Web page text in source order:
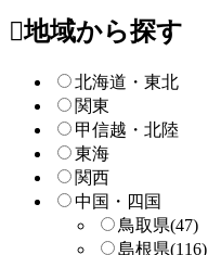
索
ー
検地域から探す
北海道・東北
関東
甲信越・北陸
東海
関西
中国・四国
鳥取県(47)
島根県(116)